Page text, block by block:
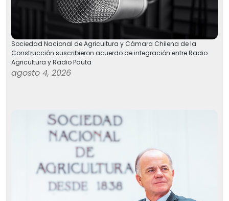
Sociedad Nacional de Agricultura y Cámara Chilena de la
Construcción suscribieron acuerdo de integración entre Radio
Agricultura y Radio Pauta
agosto 4, 2026